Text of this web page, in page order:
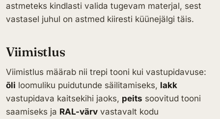
astmeteks kindlasti valida tugevam materjal, sest
vastasel juhul on astmed kiiresti küünejälgi täis.
Viimistlus
Viimistlus määrab nii trepi tooni kui vastupidavuse:
õli loomuliku puidutunde säilitamiseks, lakk
vastupidava kaitsekihi jaoks, peits soovitud tooni
saamiseks ja RAL-värv vastavalt kodu